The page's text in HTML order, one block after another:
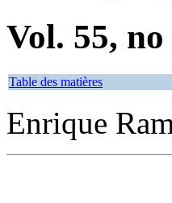
Vol. 55,
Table des matières
Enrique